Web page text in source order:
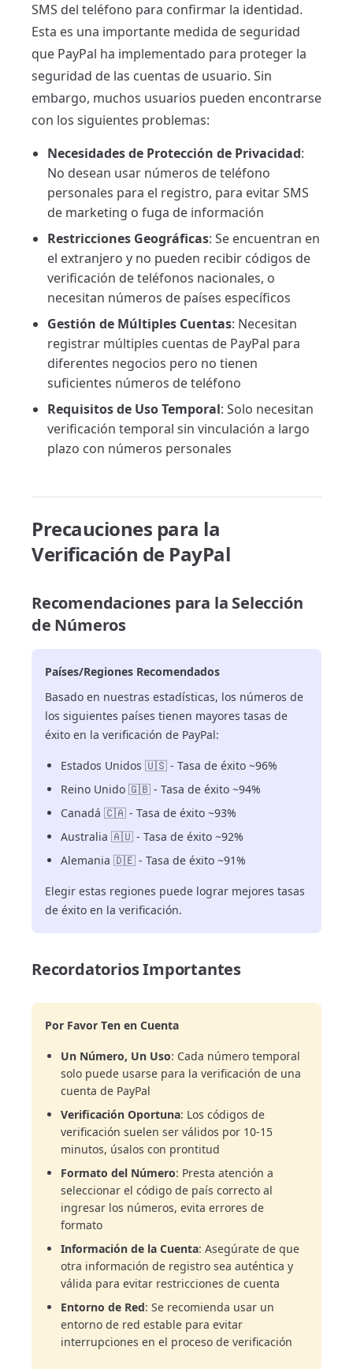
SMS del teléfono para confirmar la identidad.
Esta es una importante medida de seguridad
que PayPal ha implementado para proteger la
seguridad de las cuentas de usuario. Sin
embargo, muchos usuarios pueden encontrarse
con los siguientes problemas:
Necesidades de Protección de Privacidad:
No desean usar números de teléfono
personales para el registro, para evitar SMS
de marketing o fuga de información
Restricciones Geográficas: Se encuentran en
el extranjero y no pueden recibir códigos de
verificación de teléfonos nacionales, o
necesitan números de países específicos
Gestión de Múltiples Cuentas: Necesitan
registrar múltiples cuentas de PayPal para
diferentes negocios pero no tienen
suficientes números de teléfono
Requisitos de Uso Temporal: Solo necesitan
verificación temporal sin vinculación a largo
plazo con números personales
Precauciones para la
Verificación de PayPal
Recomendaciones para la Selección
de Números
Países/Regiones Recomendados
Basado en nuestras estadísticas, los números de
los siguientes países tienen mayores tasas de
éxito en la verificación de PayPal:
Estados Unidos 🇺🇸 - Tasa de éxito ~96%
Reino Unido 🇬🇧 - Tasa de éxito ~94%
Canadá 🇨🇦 - Tasa de éxito ~93%
Australia 🇦🇺 - Tasa de éxito ~92%
Alemania 🇩🇪 - Tasa de éxito ~91%
Elegir estas regiones puede lograr mejores tasas
de éxito en la verificación.
Recordatorios Importantes
Por Favor Ten en Cuenta
Un Número, Un Uso: Cada número temporal
solo puede usarse para la verificación de una
cuenta de PayPal
Verificación Oportuna: Los códigos de
verificación suelen ser válidos por 10-15
minutos, úsalos con prontitud
Formato del Número: Presta atención a
seleccionar el código de país correcto al
ingresar los números, evita errores de
formato
Información de la Cuenta: Asegúrate de que
otra información de registro sea auténtica y
válida para evitar restricciones de cuenta
Entorno de Red: Se recomienda usar un
entorno de red estable para evitar
interrupciones en el proceso de verificación